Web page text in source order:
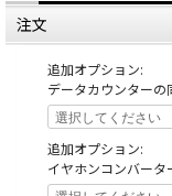
※在庫切れの台でも入荷し
わせ下さい。
※ダンまちの筐体の性質上
多少の塗装剥げは正常の
いただきますようお願い
注文
追加オプション:
データカウンターの
追加オプション:
イヤホンコンバータ